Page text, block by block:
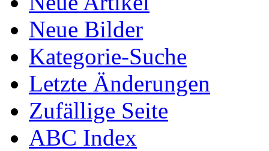
Neue Bilder
Kategorie-Suche
Letzte Änderungen
Zufällige Seite
ABC Index